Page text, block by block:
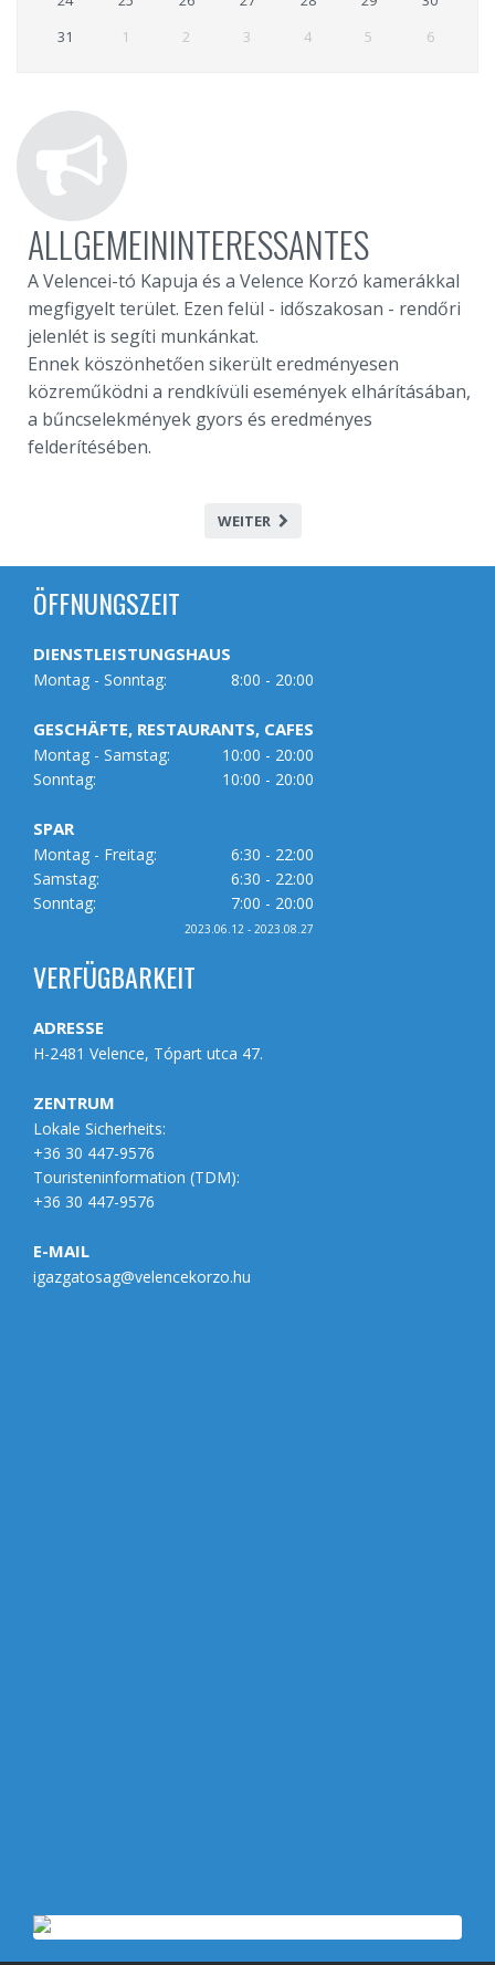
31
1 2 3 4 5 6
ALLGEMEININTERESSANTES
A Velencei-tó Kapuja és a Velence Korzó kamerákkal
megfigyelt terület. Ezen felül - időszakosan - rendőri
jelenlét is segíti munkánkat.
Ennek köszönhetően sikerült eredményesen
közreműködni a rendkívüli események elhárításában,
a bűncselekmények gyors és eredményes
felderítésében.
WEITER
ÖFFNUNGSZEIT
DIENSTLEISTUNGSHAUS
Montag - Sonntag: 8:00 - 20:00
GESCHÄFTE, RESTAURANTS, CAFES
Montag - Samstag:
10:00 - 20:00
Sonntag:
10:00 - 20:00
SPAR
Montag - Freitag:
6:30 - 22:00
Samstag:
6:30 - 22:00
Sonntag:
7:00 - 20:00
2023.06.12 - 2023.08.27
VERFÜGBARKEIT
ADRESSE
H-2481 Velence, Tópart utca 47.
ZENTRUM
Lokale Sicherheits:
+36 30 447-9576
Touristeninformation (TDM):
+36 30 447-9576
E-MAIL
igazgatosag@velencekorzo.hu